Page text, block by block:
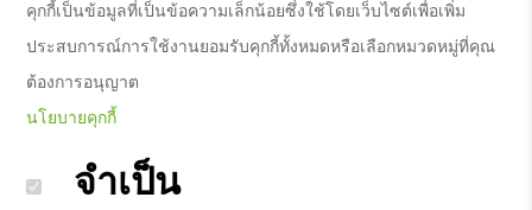
คุกกี้เป็นข้อมูลที่เป็นข้อความเล็กน้อยซึ่งใช้โดยเว็บไซต์เพื่อเพิ่ม
ประสบการณ์การใช้งานยอมรับคุกกี้ทั้งหมดหรือเลือกหมวดหมู่ที่คุณ
ต้องการอนุญาต
นโยบายคุกกี้
จำเป็น